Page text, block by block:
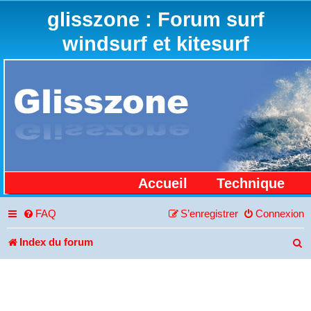
glisszone : Forum surf
windsurf et kitesurf
Accueil Technique
FAQ Connexion
S’enregistrer
Index du forum